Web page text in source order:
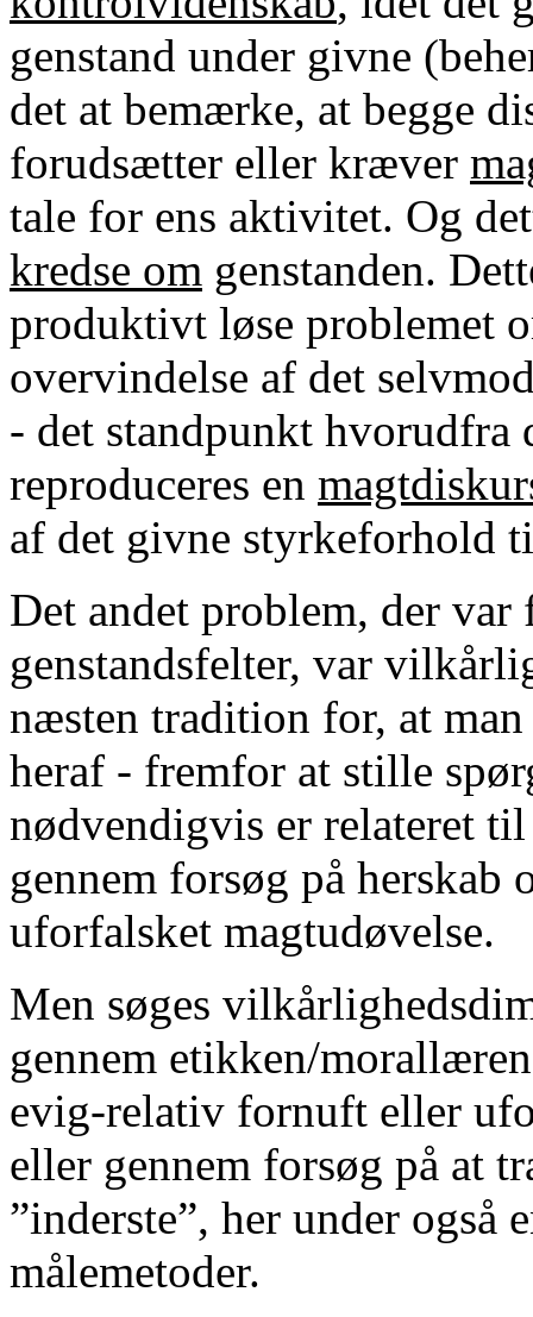
genstand under givne
det at bemærke, at begge
forudsætter eller kræver
tale for ens aktivitet. Og
kredse om genstanden.
produktivt løse problemet
overvindelse af det
- det standpunkt hvorudfra
reproduceres en
af det givne styrkeforhold
Det andet problem, der var
genstandsfelter, var
næsten tradition for, at
heraf - fremfor at stille
nødvendigvis er relateret
gennem forsøg på
uforfalsket magtudøvelse.
Men søges
gennem etikken/
evig-relativ fornuft eller
eller gennem forsøg på at
”inderste”, her under også
målemetoder.